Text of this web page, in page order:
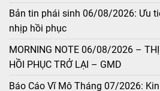
Bản tin phái sinh 06/08/2026: Ưu
nhịp hồi phục
MORNING NOTE 06/08/2026 – THỊ
HỒI PHỤC TRỞ LẠI – GMD
Báo Cáo Vĩ Mô Tháng 07/2026: